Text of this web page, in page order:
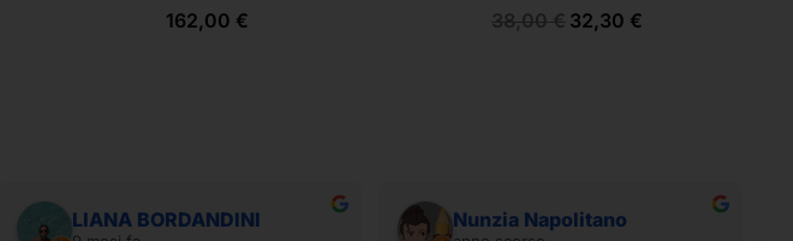
162,00 € 38,00€ 32,30 €
LIANA BORDANDINI Nunzia Napolitano